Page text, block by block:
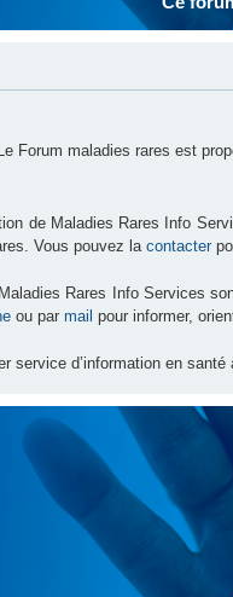
Le Forum maladies rares est
de Maladies Rares Info
Vous pouvez lacontacter
Rares Info Services
ou par mail pour informer,
service d’information en santé